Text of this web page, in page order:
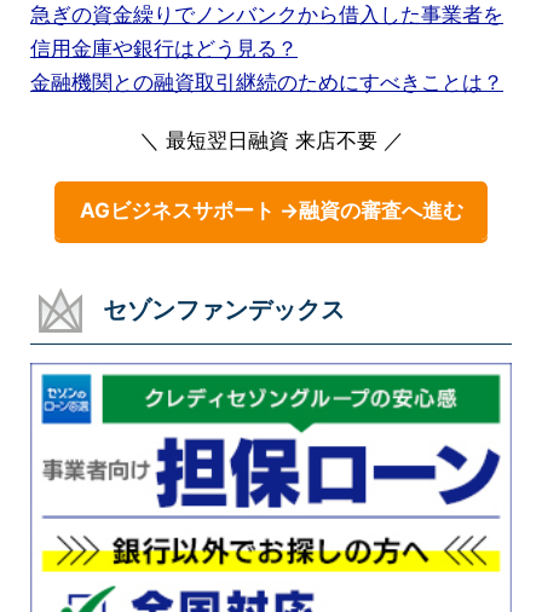
急ぎの資金繰りでノンバンクから借入した事業者を
信用金庫や銀行はどう見る？
金融機関との融資取引継続のためにすべきことは？
＼ 最短翌日融資 来店不要 ／
AGビジネスサポート →融資の審査へ進む
セゾンファンデックス